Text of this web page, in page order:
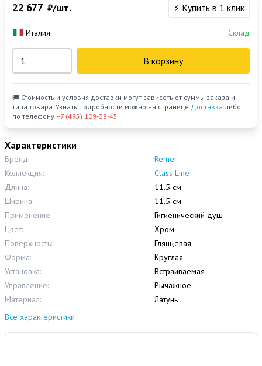
Характеристики
Бренд:
Remer
Коллекция:
Class Line
Длина:
11.5 см.
Ширина:
11.5 см.
Применение:
Гигиенический душ
Цвет:
Хром
Поверхность:
Глянцевая
Форма:
Круглая
Установка:
Встраиваемая
Управление:
Рычажное
Материал:
Латунь
Все характеристики
22 677 ₽/шт. ⚡ Купить в 1 клик
Италия Склад
В корзину
🚚 Стоимость и условия доставки могут зависеть от суммы заказа и
типа товара. Узнать подробности можно на странице Доставка либо
по телефону +7 (495) 109-38-45